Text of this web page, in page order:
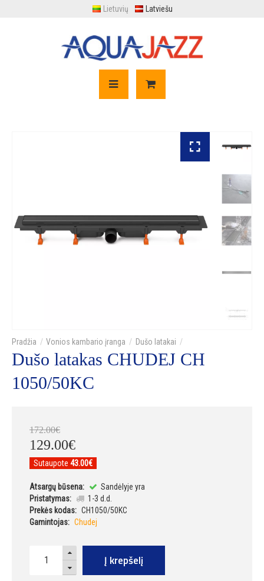
Lietuvių Latviešu
Vonios kambario įranga Dušo latakai
Dušo latakas CHUDEJ CH
1050/50KC
172.00€
129.00€
Sutaupote 43.00€
Atsargų būsena:
Sandėlyje yra
Pristatymas:
1-3 d.d.
Prekės kodas: CH1050/50KC
Gamintojas: Chudej
Į krepšelį